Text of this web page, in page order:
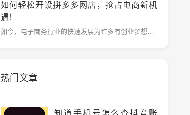
如何轻松开设拼多多网店，抢占电商新机
遇！
如今，电子商务行业的快速发展为许多有创业梦想的人提供了新的机遇。拼多多作为中国电商平台的后起之秀，凭...
热门文章
知道手机号怎么查抖音账